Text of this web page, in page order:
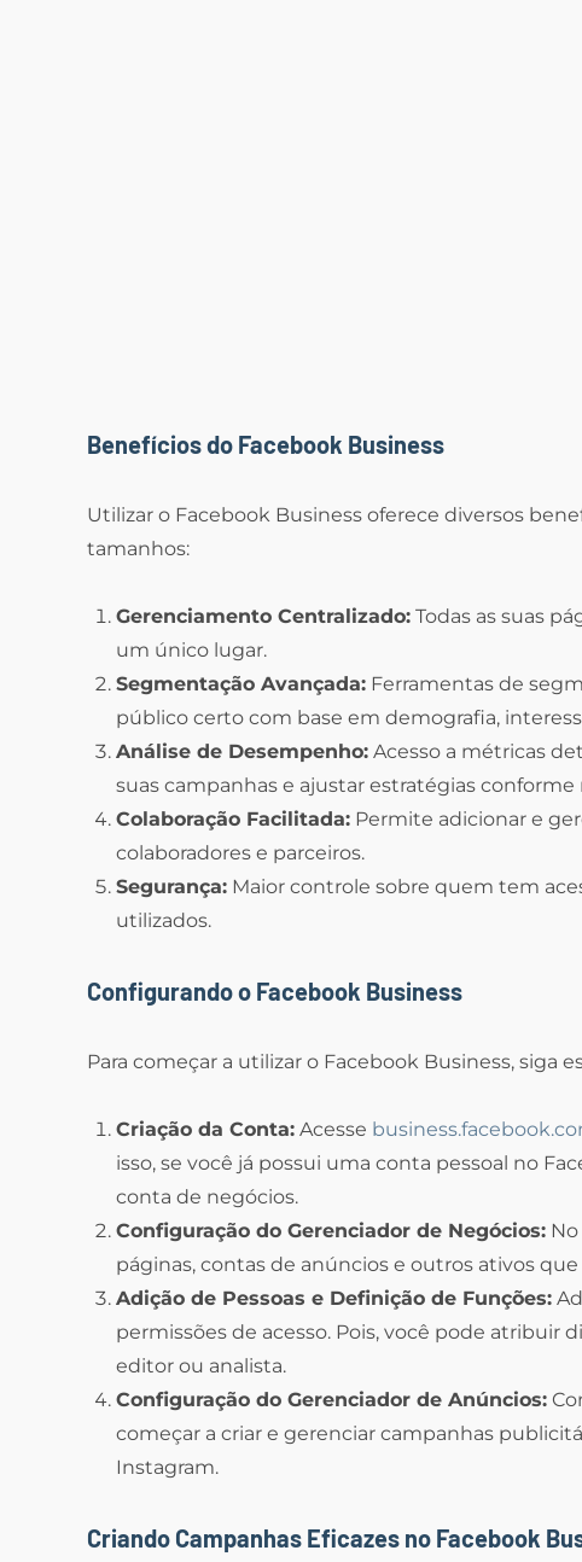
Benefícios do Facebook Business
Utilizar o Facebook Business oferece diversos
tamanhos:
Gerenciamento Centralizado: Todas as suas
um único lugar.
Segmentação Avançada: Ferramentas de
público certo com base em demografia,
Análise de Desempenho: Acesso a métricas
suas campanhas e ajustar estratégias conforme
Colaboração Facilitada: Permite adicionar e
colaboradores e parceiros.
Segurança: Maior controle sobre quem tem
utilizados.
Configurando o Facebook Business
Para começar a utilizar o Facebook Business, siga
Criação da Conta: Acesse
isso, se você já possui uma conta pessoal no
conta de negócios.
Configuração do Gerenciador de Negócios:
páginas, contas de anúncios e outros ativos
Adição de Pessoas e Definição de Funções:
permissões de acesso. Pois, você pode atribuir
editor ou analista.
Configuração do Gerenciador de Anúncios:
começar a criar e gerenciar campanhas
Instagram.
Criando Campanhas Eficazes no Facebook